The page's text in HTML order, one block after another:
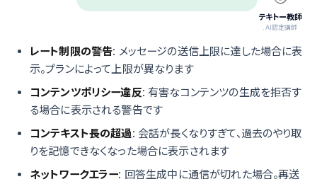
テキトー教師
.AI認定講師
レート制限の警告: メッセージの送信上限に達した場合に表
示。プランによって上限が異なります
コンテンツポリシー違反: 有害なコンテンツの生成を拒否す
る場合に表示される警告です
コンテキスト長の超過: 会話が長くなりすぎて、過去のやり取
りを記憶できなくなった場合に表示されます
ネットワークエラー: 回答生成中に通信が切れた場合。再送